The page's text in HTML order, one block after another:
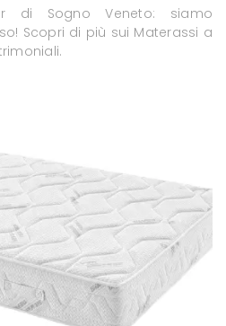
di Sogno Veneto: siamo
Scopri di più sui Materassi a